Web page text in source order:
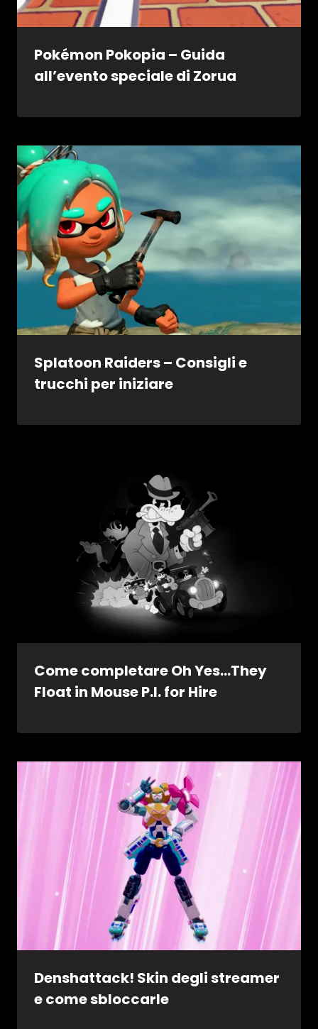
Pokémon Pokopia – Guida
all’evento speciale di Zorua
Splatoon Raiders – Consigli e
trucchi per iniziare
Come completare Oh Yes…They
Float in Mouse P.I. for Hire
Denshattack! Skin degli streamer
e come sbloccarle